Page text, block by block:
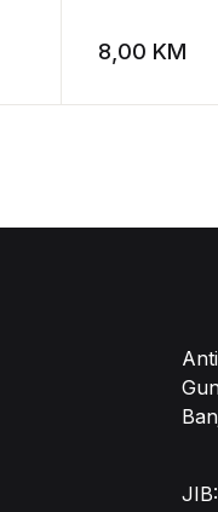
Add to wishlist
8,00 KM